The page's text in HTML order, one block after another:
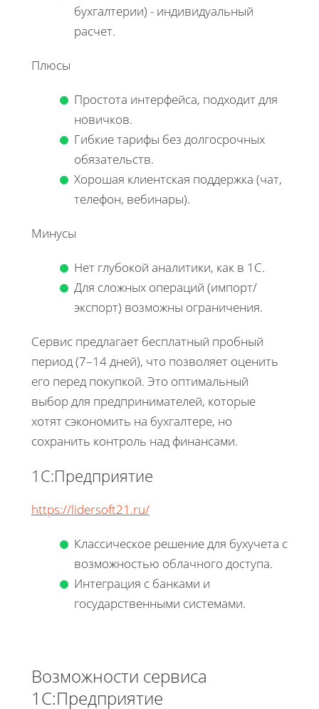
бухгалтерии) - индивидуальный
расчет.
Плюсы
Простота интерфейса, подходит для
новичков.
Гибкие тарифы без долгосрочных
обязательств.
Хорошая клиентская поддержка (чат,
телефон, вебинары).
Минусы
Нет глубокой аналитики, как в 1С.
Для сложных операций (импорт/
экспорт) возможны ограничения.
Сервис предлагает бесплатный пробный
период (7–14 дней), что позволяет оценить
его перед покупкой. Это оптимальный
выбор для предпринимателей, которые
хотят сэкономить на бухгалтере, но
сохранить контроль над финансами.
1С:Предприятие
https://lidersoft21.ru/
Классическое решение для бухучета с
возможностью облачного доступа.
Интеграция с банками и
государственными системами.
Возможности сервиса
1С:Предприятие